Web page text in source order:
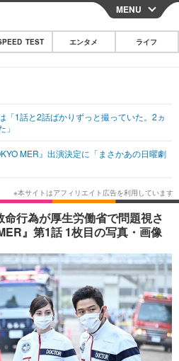
CLOSE
その他
韓国・芸能
スポーツ
その他
グルメ
ショッピング
MENU
TEST エンタメ ライフ
「1話と2話ばかりずっと撮っていた。2ヵ
」
MER』出演決定に「まさかあの日曜劇
行為が厚生労働省で問題視さ
』第1話 1枚目の写真・画像